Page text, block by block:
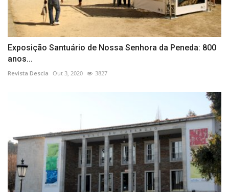
Exposição Santuário de Nossa Senhora da Peneda: 800
anos...
Revista Descla Out 3, 2020 3827